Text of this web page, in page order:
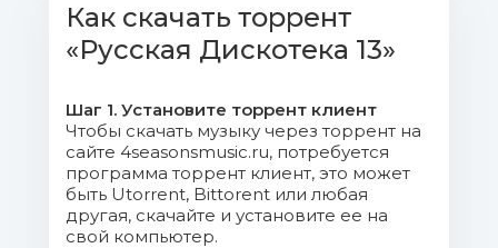
Ласточка.mp3 (9.18 Mb)
005. Анна Пингина - Сердце.mp3
006. Ансамбль русской песни
«Хмель» - При лужку.mp3 (10.71 Mb)
007. Сергей Лемешев - Вдоль по
Как скачать торрент
«Русская Дискотека 13»
Шаг 1. Установите торрент клиент
Чтобы скачать музыку через торрент на
сайте 4seasonsmusic.ru, потребуется
программа торрент клиент, это может
быть Utorrent, Bittorent или любая
другая, скачайте и установите ее на
свой компьютер.